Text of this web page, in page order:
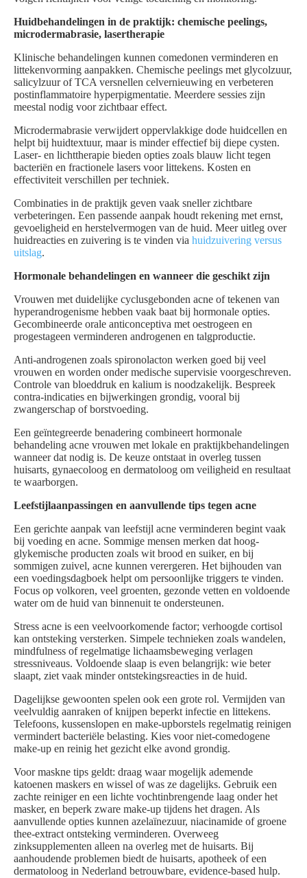
Huidbehandelingen in de praktijk: chemische peelings,
microdermabrasie, lasertherapie
Klinische behandelingen kunnen comedonen verminderen en
littekenvorming aanpakken. Chemische peelings met glycolzuur,
salicylzuur of TCA versnellen celvernieuwing en verbeteren
postinflammatoire hyperpigmentatie. Meerdere sessies zijn
meestal nodig voor zichtbaar effect.
Microdermabrasie verwijdert oppervlakkige dode huidcellen en
helpt bij huidtextuur, maar is minder effectief bij diepe cysten.
Laser- en lichttherapie bieden opties zoals blauw licht tegen
bacteriën en fractionele lasers voor littekens. Kosten en
effectiviteit verschillen per techniek.
Combinaties in de praktijk geven vaak sneller zichtbare
verbeteringen. Een passende aanpak houdt rekening met ernst,
gevoeligheid en herstelvermogen van de huid. Meer uitleg over
huidreacties en zuivering is te vinden via huidzuivering versus
uitslag.
Hormonale behandelingen en wanneer die geschikt zijn
Vrouwen met duidelijke cyclusgebonden acne of tekenen van
hyperandrogenisme hebben vaak baat bij hormonale opties.
Gecombineerde orale anticonceptiva met oestrogeen en
progestageen verminderen androgenen en talgproductie.
Anti-androgenen zoals spironolacton werken goed bij veel
vrouwen en worden onder medische supervisie voorgeschreven.
Controle van bloeddruk en kalium is noodzakelijk. Bespreek
contra-indicaties en bijwerkingen grondig, vooral bij
zwangerschap of borstvoeding.
Een geïntegreerde benadering combineert hormonale
behandeling acne vrouwen met lokale en praktijkbehandelingen
wanneer dat nodig is. De keuze ontstaat in overleg tussen
huisarts, gynaecoloog en dermatoloog om veiligheid en resultaat
te waarborgen.
Leefstijlaanpassingen en aanvullende tips tegen acne
Een gerichte aanpak van leefstijl acne verminderen begint vaak
bij voeding en acne. Sommige mensen merken dat hoog-
glykemische producten zoals wit brood en suiker, en bij
sommigen zuivel, acne kunnen verergeren. Het bijhouden van
een voedingsdagboek helpt om persoonlijke triggers te vinden.
Focus op volkoren, veel groenten, gezonde vetten en voldoende
water om de huid van binnenuit te ondersteunen.
Stress acne is een veelvoorkomende factor; verhoogde cortisol
kan ontsteking versterken. Simpele technieken zoals wandelen,
mindfulness of regelmatige lichaamsbeweging verlagen
stressniveaus. Voldoende slaap is even belangrijk: wie beter
slaapt, ziet vaak minder ontstekingsreacties in de huid.
Dagelijkse gewoonten spelen ook een grote rol. Vermijden van
veelvuldig aanraken of knijpen beperkt infectie en littekens.
Telefoons, kussenslopen en make-upborstels regelmatig reinigen
vermindert bacteriële belasting. Kies voor niet-comedogene
make-up en reinig het gezicht elke avond grondig.
Voor maskne tips geldt: draag waar mogelijk ademende
katoenen maskers en wissel of was ze dagelijks. Gebruik een
zachte reiniger en een lichte vochtinbrengende laag onder het
masker, en beperk zware make-up tijdens het dragen. Als
aanvullende opties kunnen azelaïnezuur, niacinamide of groene
thee-extract ontsteking verminderen. Overweeg
zinksupplementen alleen na overleg met de huisarts. Bij
aanhoudende problemen biedt de huisarts, apotheek of een
dermatoloog in Nederland betrouwbare, evidence-based hulp.